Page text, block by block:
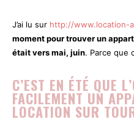
J’ai lu sur http://www.location-
moment pour trouver un
était vers mai, juin. Parce que
C’EST EN ÉTÉ QUE
FACILEMENT UN
LOCATION SUR